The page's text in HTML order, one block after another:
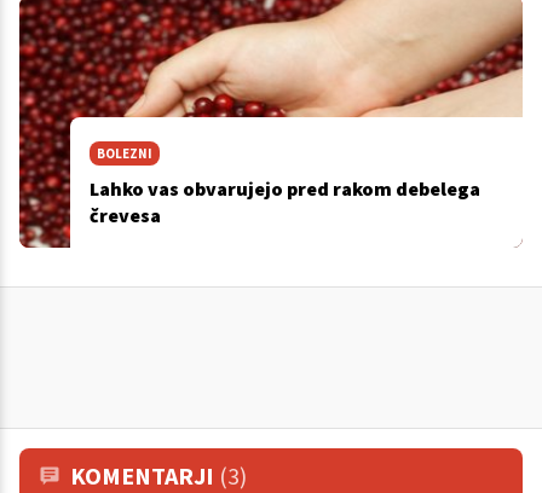
BOLEZNI
Lahko vas obvarujejo pred rakom debelega
črevesa
KOMENTARJI (3)